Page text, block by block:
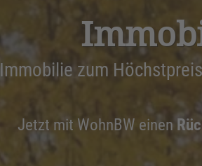
Immobilie zum
Jetzt mit WohnBW einen